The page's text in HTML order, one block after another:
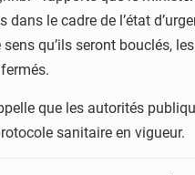
le cadre de l’état
qu’ils seront bouclés,
que les autorités
sanitaire en vigueur.